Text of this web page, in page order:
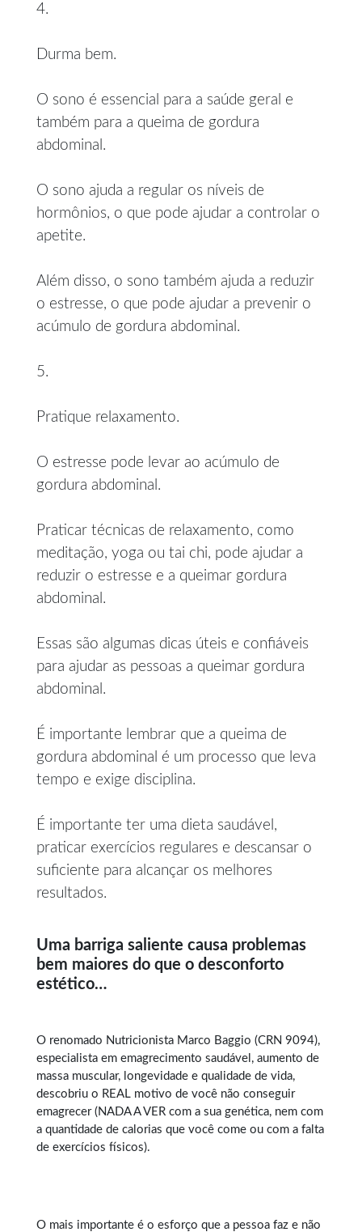
4.
Durma bem.
O sono é essencial para a saúde geral e
também para a queima de gordura
abdominal.
O sono ajuda a regular os níveis de
hormônios, o que pode ajudar a controlar o
apetite.
Além disso, o sono também ajuda a reduzir
o estresse, o que pode ajudar a prevenir o
acúmulo de gordura abdominal.
5.
Pratique relaxamento.
O estresse pode levar ao acúmulo de
gordura abdominal.
Praticar técnicas de relaxamento, como
meditação, yoga ou tai chi, pode ajudar a
reduzir o estresse e a queimar gordura
abdominal.
Essas são algumas dicas úteis e confiáveis
para ajudar as pessoas a queimar gordura
abdominal.
É importante lembrar que a queima de
gordura abdominal é um processo que leva
tempo e exige disciplina.
É importante ter uma dieta saudável,
praticar exercícios regulares e descansar o
suficiente para alcançar os melhores
resultados.
Uma barriga saliente causa problemas
bem maiores do que o desconforto
estético…
O renomado Nutricionista Marco Baggio (CRN 9094),
especialista em emagrecimento saudável , aumento de
massa muscular, longevidade e qualidade de vida,
descobriu o REAL motivo de você não conseguir
emagrecer (NADA A VER com a sua genética, nem com
a quantidade de calorias que você come ou com a falta
de exercícios físicos).
O mais importante é o esforço que a pessoa faz e não